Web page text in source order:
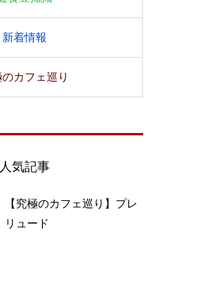
新着情報
のカフェ巡り
人気記事
【究極のカフェ巡り】プレ
リュード